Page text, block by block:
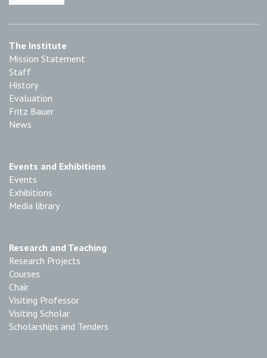
The Institute
Mission Statement
Staff
History
Evaluation
Fritz Bauer
News
Events and Exhibitions
Events
Exhibitions
Media library
Research and Teaching
Research Projects
Courses
Chair
Visiting Professor
Visiting Scholar
Scholarships and Tenders